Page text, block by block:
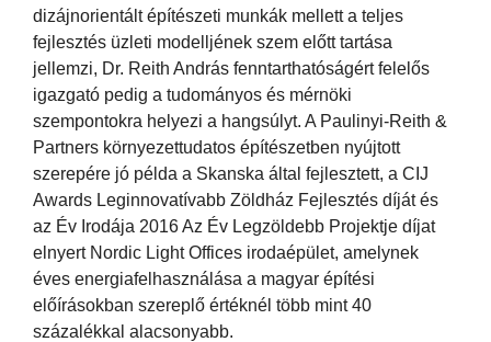
dizájnorientált építészeti munkák mellett a teljes
fejlesztés üzleti modelljének szem előtt tartása
jellemzi, Dr. Reith András fenntarthatóságért felelős
igazgató pedig a tudományos és mérnöki
szempontokra helyezi a hangsúlyt. A Paulinyi-Reith &
Partners környezettudatos építészetben nyújtott
szerepére jó példa a Skanska által fejlesztett, a CIJ
Awards Leginnovatívabb Zöldház Fejlesztés díját és
az Év Irodája 2016 Az Év Legzöldebb Projektje díjat
elnyert Nordic Light Offices irodaépület, amelynek
éves energiafelhasználása a magyar építési
előírásokban szereplő értéknél több mint 40
százalékkal alacsonyabb.